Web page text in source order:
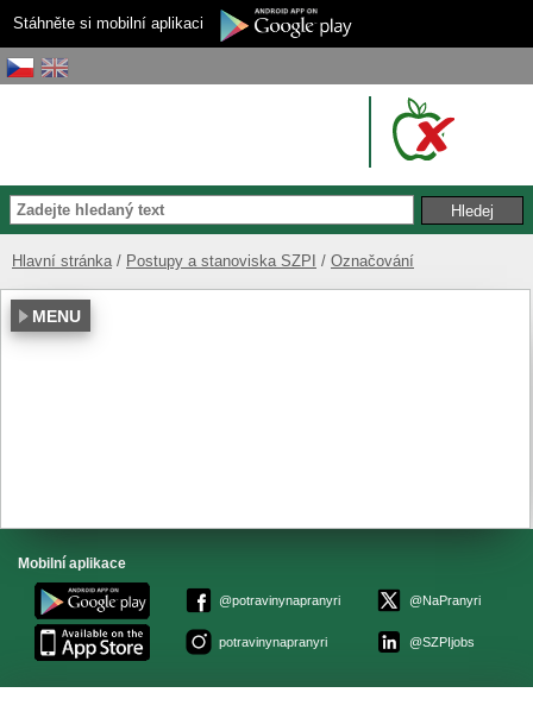
Stáhněte si mobilní aplikaci
Hlavní stránka Postupy a stanoviska SZPI Označování
MENU
Mobilní aplikace
@potravinynapranyri
potravinynapranyri
@NaPranyri
@SZPIjobs